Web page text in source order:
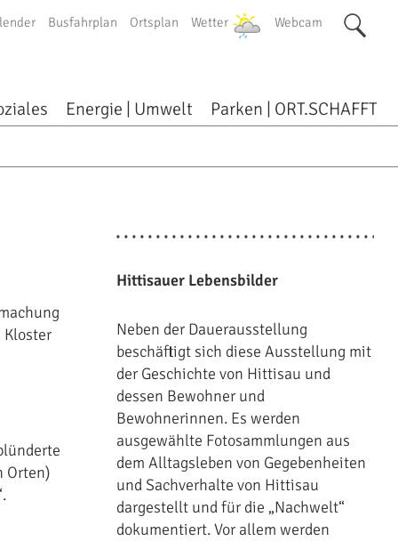
Busfahrplan Ortsplan Wetter Webcam
Energie | Umwelt Parken | ORT.SCHAFFT
Kloster
Orten)
Hittisauer Lebensbilder
Neben der Dauerausstellung
beschäftigt sich diese Ausstellung mit
der Geschichte von Hittisau und
dessen Bewohner und
Bewohnerinnen. Es werden
ausgewählte Fotosammlungen aus
dem Alltagsleben von Gegebenheiten
und Sachverhalte von Hittisau
dargestellt und für die „Nachwelt“
dokumentiert. Vor allem werden